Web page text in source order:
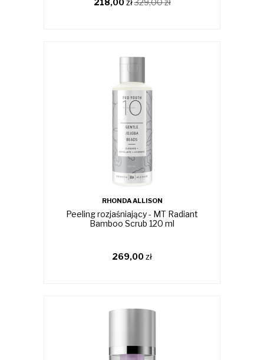
218,00zł329,00zł
RHONDA ALLISON
Peeling rozjaśniający - MT Radiant
Bamboo Scrub 120 ml
269,00zł